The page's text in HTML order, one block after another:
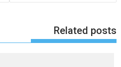
Related posts